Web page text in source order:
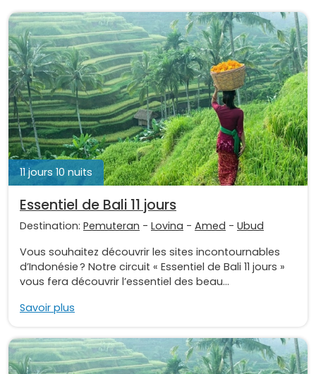
11 jours 10 nuits
Essentiel de Bali 11 jours
Destination: Pemuteran - Lovina - Amed - Ubud
Vous souhaitez découvrir les sites incontournables
d’Indonésie ? Notre circuit « Essentiel de Bali 11 jours »
vous fera découvrir l’essentiel des beau...
Savoir plus